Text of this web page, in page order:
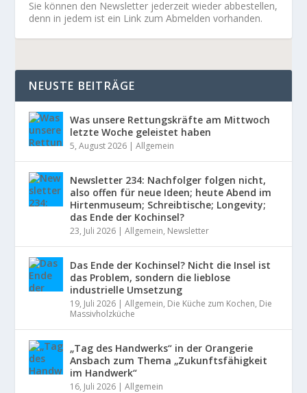
Sie können den Newsletter jederzeit wieder abbestellen,
denn in jedem ist ein Link zum Abmelden vorhanden.
NEUSTE BEITRÄGE
Was unsere Rettungskräfte am Mittwoch
letzte Woche geleistet haben
5, August 2026 |Allgemein
Newsletter 234: Nachfolger folgen nicht,
also offen für neue Ideen; heute Abend im
Hirtenmuseum; Schreibtische; Longevity;
das Ende der Kochinsel?
23, Juli 2026 |Allgemein, Newsletter
Das Ende der Kochinsel? Nicht die Insel ist
das Problem, sondern die lieblose
industrielle Umsetzung
19, Juli 2026 |Allgemein, Die Küche zum Kochen, Die
Massivholzküche
„Tag des Handwerks“ in der Orangerie
Ansbach zum Thema „Zukunftsfähigkeit
im Handwerk“
16, Juli 2026 |Allgemein